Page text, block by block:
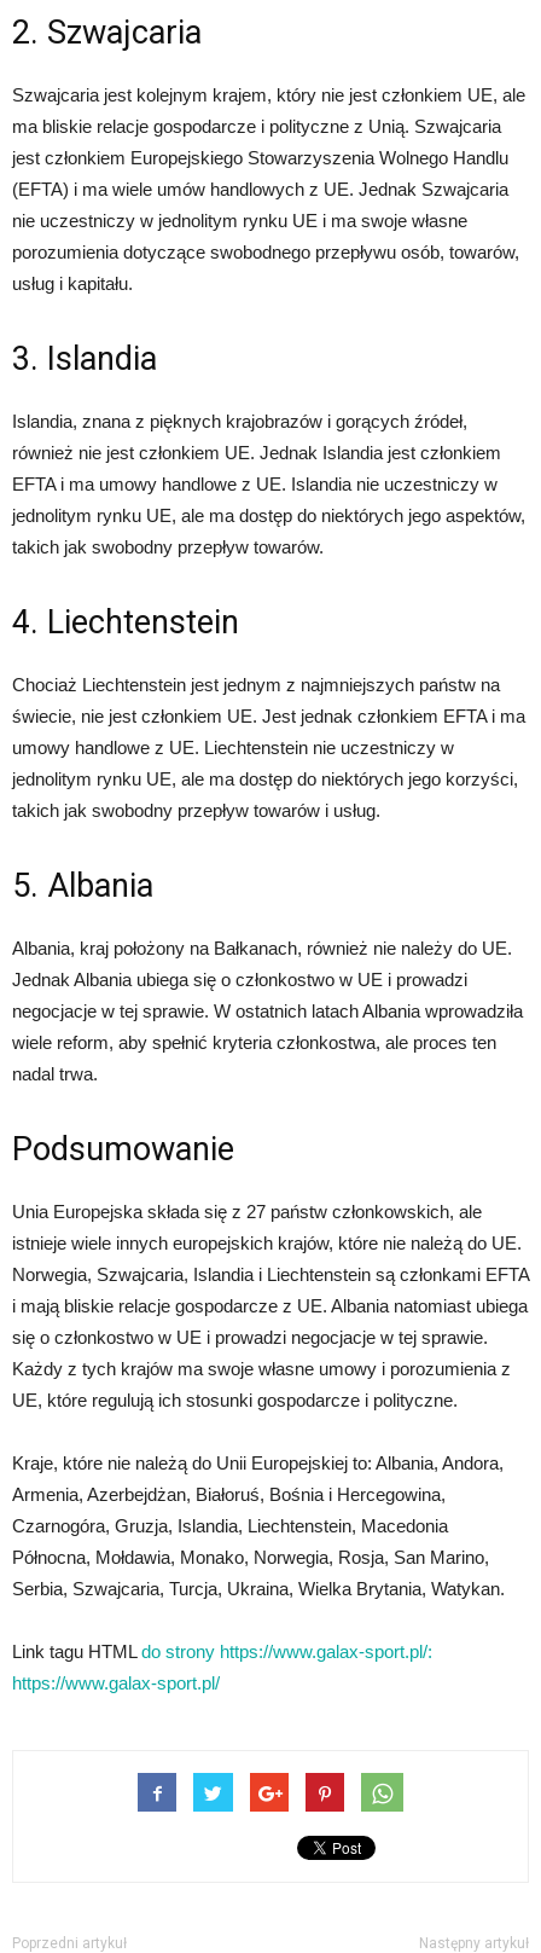
2. Szwajcaria
Szwajcaria jest kolejnym krajem, który nie jest członkiem UE, ale
ma bliskie relacje gospodarcze i polityczne z Unią. Szwajcaria
jest członkiem Europejskiego Stowarzyszenia Wolnego Handlu
(EFTA) i ma wiele umów handlowych z UE. Jednak Szwajcaria
nie uczestniczy w jednolitym rynku UE i ma swoje własne
porozumienia dotyczące swobodnego przepływu osób, towarów,
usług i kapitału.
3. Islandia
Islandia, znana z pięknych krajobrazów i gorących źródeł,
również nie jest członkiem UE. Jednak Islandia jest członkiem
EFTA i ma umowy handlowe z UE. Islandia nie uczestniczy w
jednolitym rynku UE, ale ma dostęp do niektórych jego aspektów,
takich jak swobodny przepływ towarów.
4. Liechtenstein
Chociaż Liechtenstein jest jednym z najmniejszych państw na
świecie, nie jest członkiem UE. Jest jednak członkiem EFTA i ma
umowy handlowe z UE. Liechtenstein nie uczestniczy w
jednolitym rynku UE, ale ma dostęp do niektórych jego korzyści,
takich jak swobodny przepływ towarów i usług.
5. Albania
Albania, kraj położony na Bałkanach, również nie należy do UE.
Jednak Albania ubiega się o członkostwo w UE i prowadzi
negocjacje w tej sprawie. W ostatnich latach Albania wprowadziła
wiele reform, aby spełnić kryteria członkostwa, ale proces ten
nadal trwa.
Podsumowanie
Unia Europejska składa się z 27 państw członkowskich, ale
istnieje wiele innych europejskich krajów, które nie należą do UE.
Norwegia, Szwajcaria, Islandia i Liechtenstein są członkami EFTA
i mają bliskie relacje gospodarcze z UE. Albania natomiast ubiega
się o członkostwo w UE i prowadzi negocjacje w tej sprawie.
Każdy z tych krajów ma swoje własne umowy i porozumienia z
UE, które regulują ich stosunki gospodarcze i polityczne.
Kraje, które nie należą do Unii Europejskiej to: Albania, Andora,
Armenia, Azerbejdżan, Białoruś, Bośnia i Hercegowina,
Czarnogóra, Gruzja, Islandia, Liechtenstein, Macedonia
Północna, Mołdawia, Monako, Norwegia, Rosja, San Marino,
Serbia, Szwajcaria, Turcja, Ukraina, Wielka Brytania, Watykan.
Link tagu HTMLdo strony https://www.galax-sport.pl/:
https://www.galax-sport.pl/
Poprzedni artykuł Następny artykuł